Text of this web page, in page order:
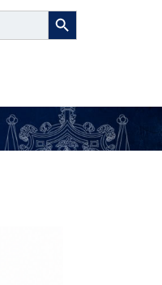
Search Button